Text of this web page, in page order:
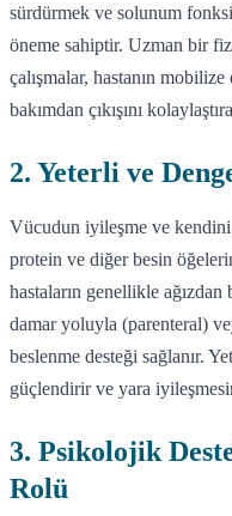
sürdürmek ve solunum
öneme sahiptir. Uzman bir
çalışmalar, hastanın mobilize
bakımdan çıkışını
2. Yeterli ve
Vücudun iyileşme ve
protein ve diğer besin
hastaların genellikle
damar yoluyla (parenteral)
beslenme desteği sağlanır.
güçlendirir ve yara
3. Psikolojik
Rolü